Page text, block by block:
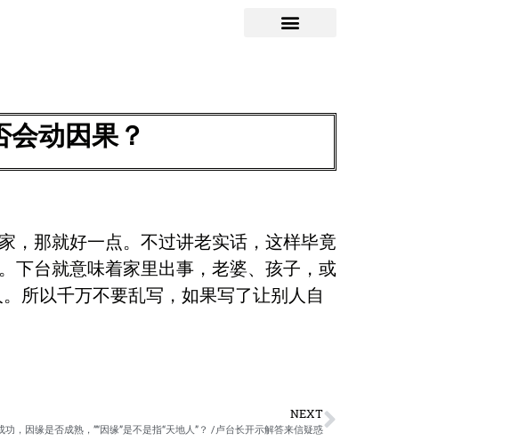
动因果？
，那就好一点。不过讲老实话，这样毕竟
下台就意味着家里出事，老婆、孩子，或
所以千万不要乱写，如果写了让别人自
NEXT
功，因缘是否成熟，”“因缘”是不是指“天地人”？ /卢台长开示解答来信疑惑